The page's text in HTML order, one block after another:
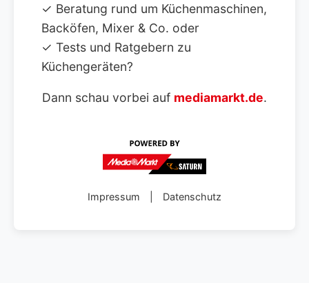
✓ Beratung rund um Küchenmaschinen,
Backöfen, Mixer & Co. oder
✓ Tests und Ratgebern zu
Küchengeräten?
Dann schau vorbei auf mediamarkt.de.
Impressum Datenschutz